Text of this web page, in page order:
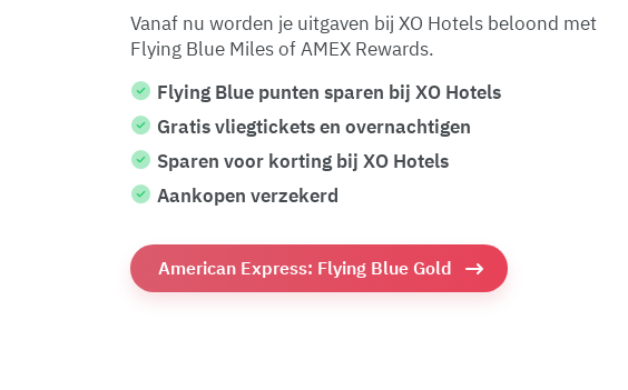
Vanaf nu worden je uitgaven bij XO Hotels beloond met
Flying Blue Miles of AMEX Rewards.
Flying Blue punten sparen bij XO Hotels
Gratis vliegtickets en overnachtigen
Sparen voor korting bij XO Hotels
Aankopen verzekerd
American Express: Flying Blue Gold